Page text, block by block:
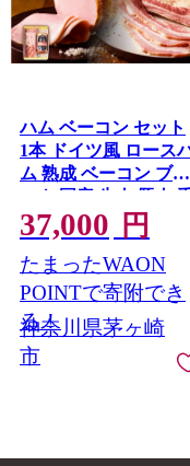
ハム ベーコン セット
1本 ドイツ風 ロースハ
ム 熟成 ベーコン ブロ
ック 国産 牛肉 豚肉 手
作り ハム ソーセージ
精肉 おつまみ お中元
お歳暮 贈り物 株式会
社 矢島ハム 神奈川県
茅ヶ崎市
37,000 円
たまったWAON
POINTで寄附でき
る！
神奈川県茅ヶ崎
市